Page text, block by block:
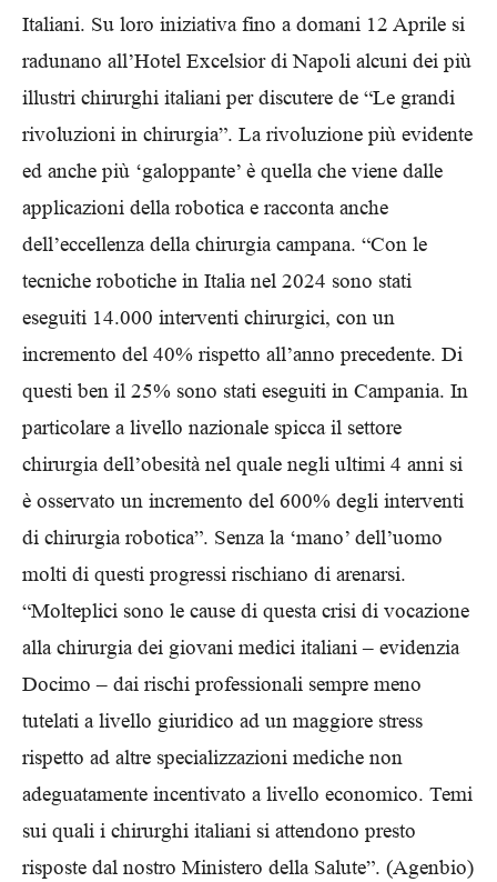
Italiani. Su loro iniziativa fino a domani 12 Aprile si
radunano all’Hotel Excelsior di Napoli alcuni dei più
illustri chirurghi italiani per discutere de “Le grandi
rivoluzioni in chirurgia”. La rivoluzione più evidente
ed anche più ‘galoppante’ è quella che viene dalle
applicazioni della robotica e racconta anche
dell’eccellenza della chirurgia campana. “Con le
tecniche robotiche in Italia nel 2024 sono stati
eseguiti 14.000 interventi chirurgici, con un
incremento del 40% rispetto all’anno precedente. Di
questi ben il 25% sono stati eseguiti in Campania. In
particolare a livello nazionale spicca il settore
chirurgia dell’obesità nel quale negli ultimi 4 anni si
è osservato un incremento del 600% degli interventi
di chirurgia robotica”. Senza la ‘mano’ dell’uomo
molti di questi progressi rischiano di arenarsi.
“Molteplici sono le cause di questa crisi di vocazione
alla chirurgia dei giovani medici italiani – evidenzia
Docimo – dai rischi professionali sempre meno
tutelati a livello giuridico ad un maggiore stress
rispetto ad altre specializzazioni mediche non
adeguatamente incentivato a livello economico. Temi
sui quali i chirurghi italiani si attendono presto
risposte dal nostro Ministero della Salute”. (Agenbio)